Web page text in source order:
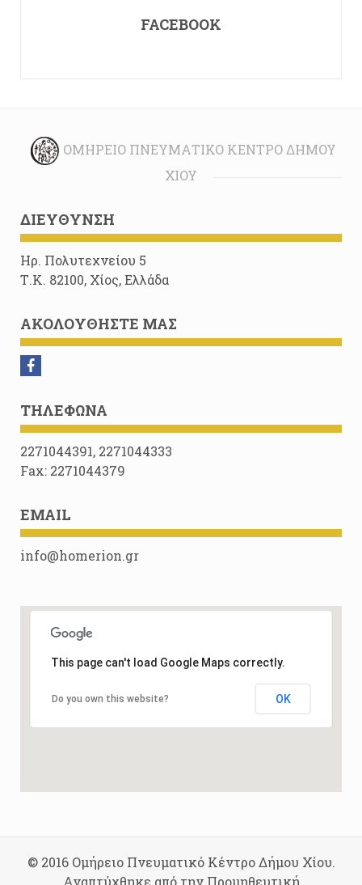
FACEBOOK
ΟΜΉΡΕΙΟ ΠΝΕΥΜΑΤΙΚΌ ΚΈΝΤΡΟ ΔΉΜΟΥ
ΧΊΟΥ
ΔΙΕΎΘΥΝΣΗ
Ηρ. Πολυτεχνείου 5
Τ.Κ. 82100, Χίος, Ελλάδα
ΑΚΟΛΟΥΘΉΣΤΕ ΜΑΣ
ΤΗΛΈΦΩΝΑ
2271044391, 2271044333
Fax: 2271044379
EMAIL
info@homerion.gr
This page can't load Google Maps correctly.
Do you own this website? OK
© 2016 Ομήρειο Πνευματικό Κέντρο Δήμου Χίου.